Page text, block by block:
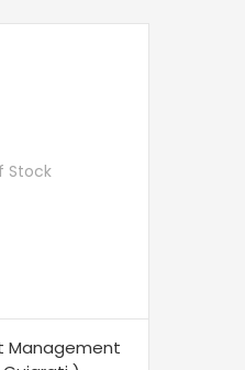
Stock
Management